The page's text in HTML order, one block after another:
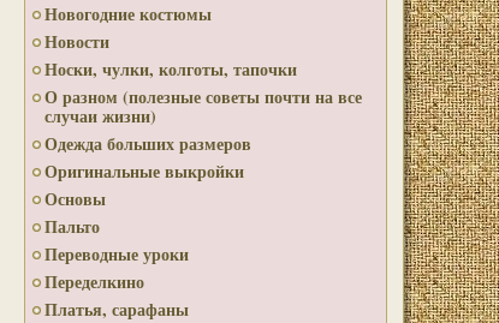
Новогодние костюмы
Новости
Носки, чулки, колготы, тапочки
О разном (полезные советы почти на все
случаи жизни)
Одежда больших размеров
Оригинальные выкройки
Основы
Пальто
Переводные уроки
Переделкино
Платья, сарафаны